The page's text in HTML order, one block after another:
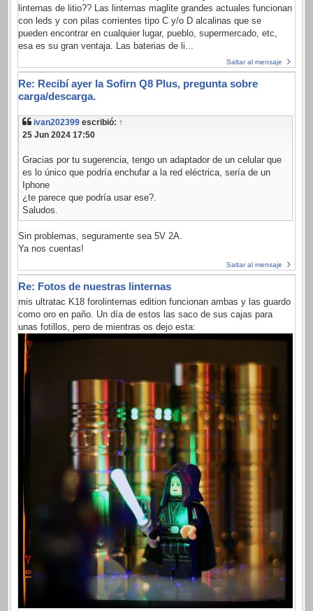
linternas de litio?? Las linternas maglite grandes actuales funcionan
con leds y con pilas corrientes tipo C y/o D alcalinas que se
pueden encontrar en cualquier lugar, pueblo, supermercado, etc,
esa es su gran ventaja. Las baterias de li...
Saltar al mensaje
Re: Recibí ayer la Sofirn Q8 Plus, pregunta sobre
carga/descarga.
ivan202399 escribió: ↑
25 Jun 2024 17:50
Gracias por tu sugerencia, tengo un adaptador de un celular que
es lo único que podría enchufar a la red eléctrica, sería de un
Iphone
¿te parece que podría usar ese?.
Saludos.
Sin problemas, seguramente sea 5V 2A.
Ya nos cuentas!
Saltar al mensaje
Re: Fotos de nuestras linternas
mis ultratac K18 forolinternas edition funcionan ambas y las guardo
como oro en paño. Un día de estos las saco de sus cajas para
unas fotillos, pero de mientras os dejo esta: